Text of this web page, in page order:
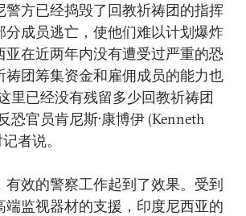
警方已经捣毁了回教祈祷团的指挥
分成员逃亡，使他们难以计划爆炸
亚在近两年内没有遭受过严重的恐
祷团筹集资金和雇佣成员的能力也
里已经没有残留多少回教祈祷团
恐官员肯尼斯·康博伊 (Kenneth
者说。
有效的警察工作起到了效果。受到
端监视器材的支援，印度尼西亚的